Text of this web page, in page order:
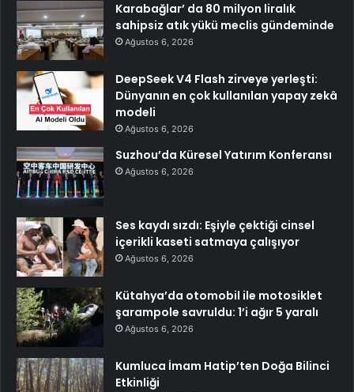
Karabağlar’ da 80 milyon liralık
sahipsiz atık yükü meclis gündeminde
Ağustos 6, 2026
DeepSeek V4 Flash zirveye yerleşti:
Dünyanın en çok kullanılan yapay zekâ
modeli
Ağustos 6, 2026
Suzhou’da Küresel Yatırım Konferansı
Ağustos 6, 2026
Ses kaydı sızdı: Eşiyle çektiği cinsel
içerikli kaseti satmaya çalışıyor
Ağustos 6, 2026
Kütahya’da otomobil ile motosiklet
şarampole savruldu: 1’i ağır 5 yaralı
Ağustos 6, 2026
Kumluca İmam Hatip’ten Doğa Bilinci
Etkinliği